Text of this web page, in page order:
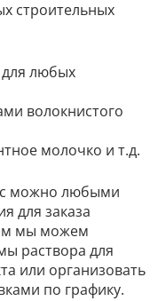
строительных
любых
волокнистого
молочко и т.д.
можно любыми
для заказа
мы можем
раствора для
или организовать
по графику.